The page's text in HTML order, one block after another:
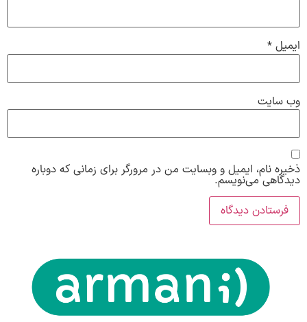
ایمیل *
وب‌ سایت
ذخیره نام، ایمیل و وبسایت من در مرورگر برای زمانی که دوباره
دیدگاهی می‌نویسم.